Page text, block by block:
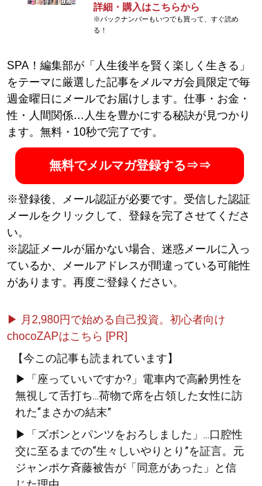
詳細・購入はこちらから
※バックナンバーもいつでも買って、すぐ読め
る！
SPA！編集部が「人生後半を賢く楽しく生きる」
をテーマに厳選した記事をメルマガ会員限定で毎
週金曜日にメールでお届けします。仕事・お金・
性・人間関係…人生を豊かにする秘訣が見つかり
ます。無料・10秒で完了です。
無料でメルマガ登録する⇒⇒
※登録後、メール認証が必要です。受信した認証
メールをクリックして、登録を完了させてくださ
い。
※認証メールが届かない場合、迷惑メールに入っ
ているか、メールアドレスが間違っている可能性
があります。再度ご登録ください。
▶ 月2,980円で始める自己投資。初心者向け
chocoZAPはこちら [PR]
【今この記事も読まれています】
▶「座っていいですか?」電車内で高齢男性を
無視して舌打ち...荷物で席を占領した女性に訪
れた“まさかの結末”
▶「ズボンとパンツをおろしました」...口腔性
交に至るまでの“生々しいやりとり”を証言。元
ジャンポケ斉藤被告が「同意があった」と信